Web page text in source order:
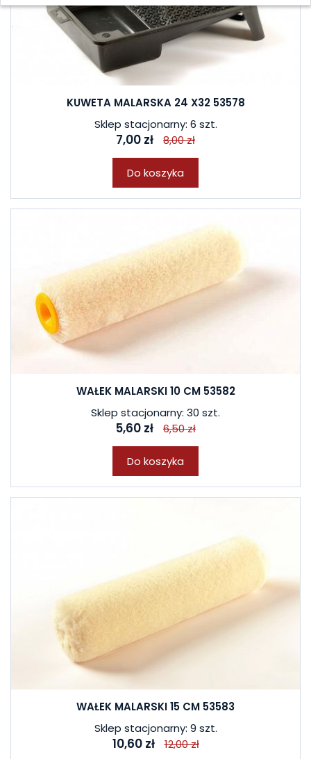
KUWETA MALARSKA 24 X32 53578
Sklep stacjonarny: 6 szt.
7,00 zł 8,00 zł
Do koszyka
WAŁEK MALARSKI 10 CM 53582
Sklep stacjonarny: 30 szt.
5,60 zł 6,50 zł
Do koszyka
WAŁEK MALARSKI 15 CM 53583
Sklep stacjonarny: 9 szt.
10,60 zł 12,00 zł